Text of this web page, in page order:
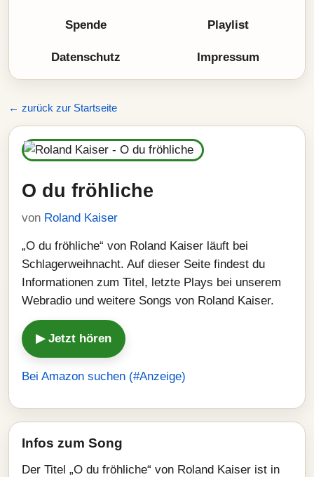
Spende Playlist
Datenschutz Impressum
← zurück zur Startseite
O du fröhliche
von Roland Kaiser
„O du fröhliche“ von Roland Kaiser läuft bei
Schlagerweihnacht. Auf dieser Seite findest du
Informationen zum Titel, letzte Plays bei unserem
Webradio und weitere Songs von Roland Kaiser.
▶ Jetzt hören
Bei Amazon suchen (#Anzeige)
Infos zum Song
Der Titel „O du fröhliche“ von Roland Kaiser ist in